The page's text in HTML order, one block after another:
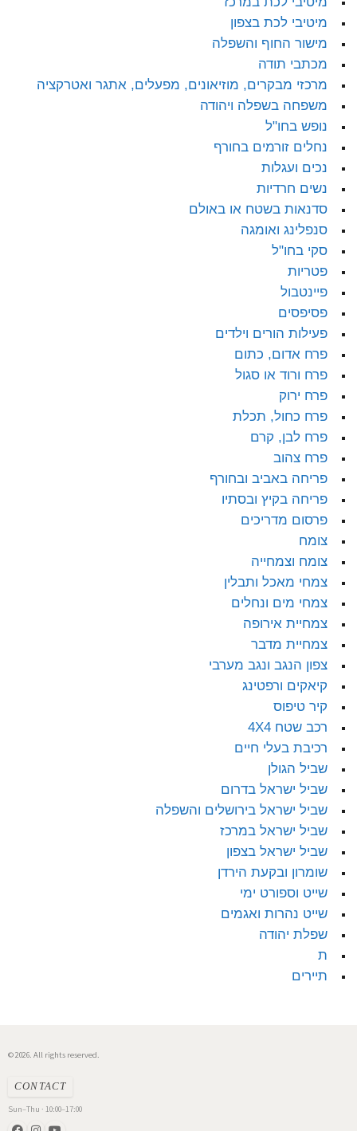
מיטיבי לכת בצפון
מישור החוף והשפלה
מכתבי תודה
מרכזי מבקרים, מוזיאונים, מפעלים, אתגר ואטרקציה
משפחה בשפלה ויהודה
נופש בחו"ל
נחלים זורמים בחורף
נכים ועגלות
נשים חרדיות
סדנאות בשטח או באולם
סנפלינג ואומגה
סקי בחו"ל
פטריות
פיינטבול
פסיפסים
פעילות הורים וילדים
פרח אדום, כתום
פרח ורוד או סגול
פרח ירוק
פרח כחול, תכלת
פרח לבן, קרם
פרח צהוב
פריחה באביב ובחורף
פריחה בקיץ ובסתיו
פרסום מדריכים
צומח
צומח וצמחייה
צמחי מאכל ותבלין
צמחי מים ונחלים
צמחיית אירופה
צמחיית מדבר
צפון הנגב ונגב מערבי
קיאקים ורפטינג
קיר טיפוס
רכב שטח 4X4
רכיבת בעלי חיים
שביל הגולן
שביל ישראל בדרום
שביל ישראל בירושלים והשפלה
שביל ישראל במרכז
שביל ישראל בצפון
שומרון ובקעת הירדן
שייט וספורט ימי
שייט נהרות ואגמים
שפלת יהודה
ת
תיירים
© 2026. All rights reserved.
CONTACT
Sun–Thu · 10:00–17:00